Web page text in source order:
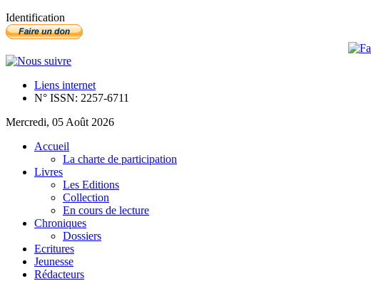
Identification
Liens internet
N° ISSN: 2257-6711
Mercredi, 05 Août 2026
Accueil
La charte de participation
Livres
Les Editions
Collection
En cours de lecture
Chroniques
Dossiers
Ecritures
Jeunesse
Rédacteurs